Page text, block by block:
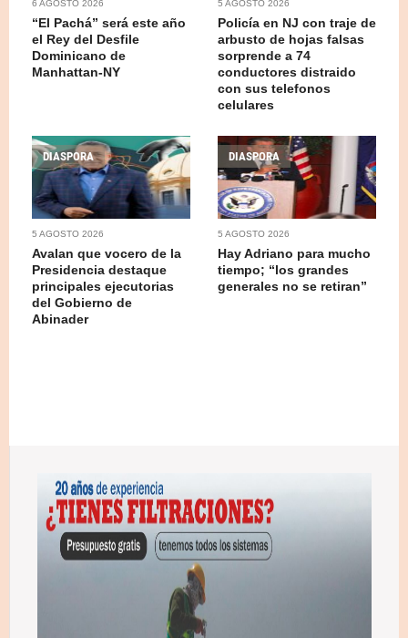
6 AGOSTO 2026
“El Pachá” será este año
el Rey del Desfile
Dominicano de
Manhattan-NY
5 AGOSTO 2026
Policía en NJ con traje de
arbusto de hojas falsas
sorprende a 74
conductores distraido
con sus telefonos
celulares
DIASPORA
5 AGOSTO 2026
Avalan que vocero de la
Presidencia destaque
principales ejecutorias
del Gobierno de
Abinader
DIASPORA
5 AGOSTO 2026
Hay Adriano para mucho
tiempo; “los grandes
generales no se retiran”